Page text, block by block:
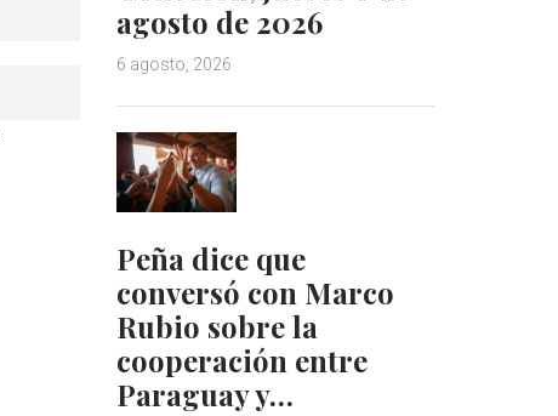
agosto de 2026
6 agosto, 2026
Peña dice que
conversó con Marco
Rubio sobre la
cooperación entre
Paraguay y…